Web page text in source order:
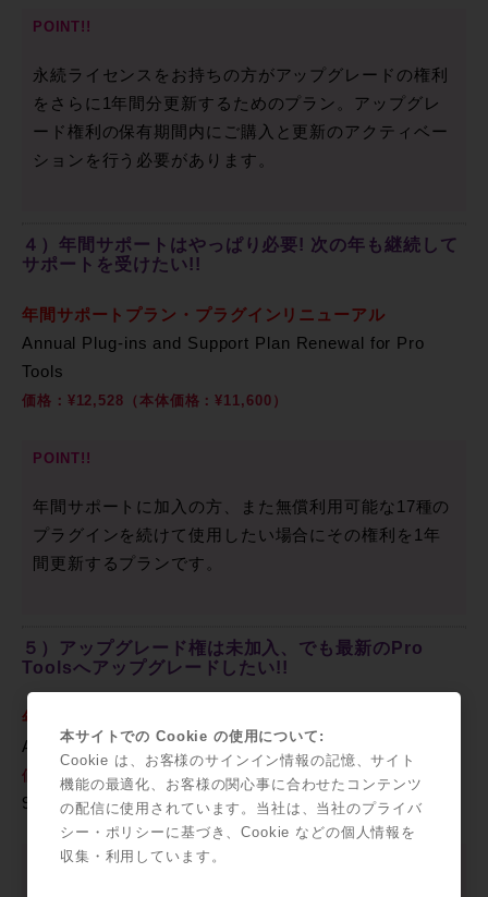
POINT!!
永続ライセンスをお持ちの方がアップグレードの権利
をさらに1年間分更新するためのプラン。アップグレ
ード権利の保有期間内にご購入と更新のアクティベー
ションを行う必要があります。
４）年間サポートはやっぱり必要! 次の年も継続して
サポートを受けたい!!
年間サポートプラン・プラグインリニューアル
Annual Plug-ins and Support Plan Renewal for Pro
Tools
価格：¥12,528（本体価格：¥11,600）
POINT!!
年間サポートに加入の方、また無償利用可能な17種の
プラグインを続けて使用したい場合にその権利を1年
間更新するプランです。
５）アップグレード権は未加入、でも最新のPro
Toolsへアップグレードしたい!!
年間アップグレード再加入プラン
Annual Upgrade Plan Reinstatement for Pro Tools
価格：¥40,284（本体価格：¥37,300）
9935-66087-00
POINT!!
本サイトでの Cookie の使用について:
Cookie は、お客様のサインイン情報の記憶、サイト
機能の最適化、お客様の関心事に合わせたコンテンツ
の配信に使用されています。当社は、当社のプライバ
シー・ポリシーに基づき、Cookie などの個人情報を
収集・利用しています。